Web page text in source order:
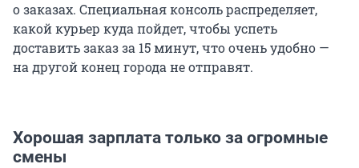
о заказах. Специальная консоль распределяет,
какой курьер куда пойдет, чтобы успеть
доставить заказ за 15 минут, что очень удобно —
на другой конец города не отправят.
Хорошая зарплата только за огромные
смены